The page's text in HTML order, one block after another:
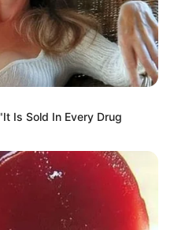
Is Sold In Every Drug